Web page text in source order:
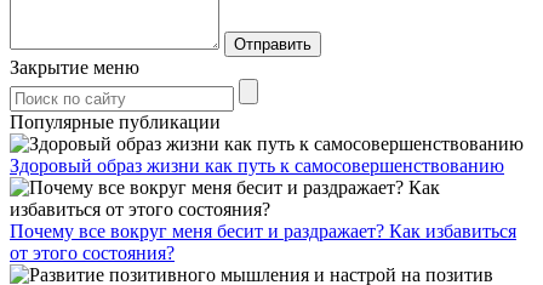
Закрытие меню
Популярные публикации
Здоровый образ жизни как путь к самосовершенствованию
Почему все вокруг меня бесит и раздражает? Как избавиться
от этого состояния?